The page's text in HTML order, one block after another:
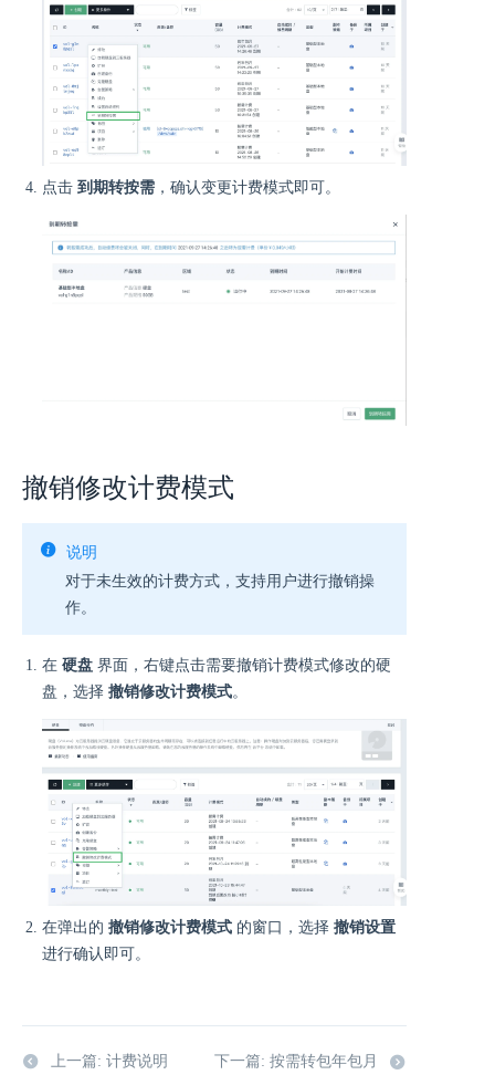
点击 到期转按需 ，确认变更计费模式即可。
撤销修改计费模式
说明
对于未生效的计费方式，支持用户进行撤销操
作。
在 硬盘 界面，右键点击需要撤销计费模式修改的硬
盘，选择 撤销修改计费模式。
在弹出的 撤销修改计费模式 的窗口，选择 撤销设置
进行确认即可。
上一篇: 计费说明 下一篇: 按需转包年包月